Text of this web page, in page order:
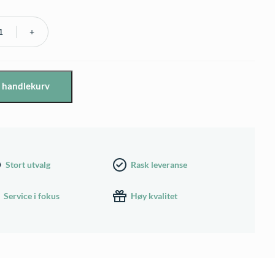
handlekurv
Stort utvalg Rask leveranse
Service i fokus Høy kvalitet